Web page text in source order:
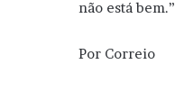
não está bem.”
Por Correio